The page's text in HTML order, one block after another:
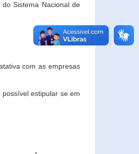
Sistema Nacional de
com as empresas
estipular se em